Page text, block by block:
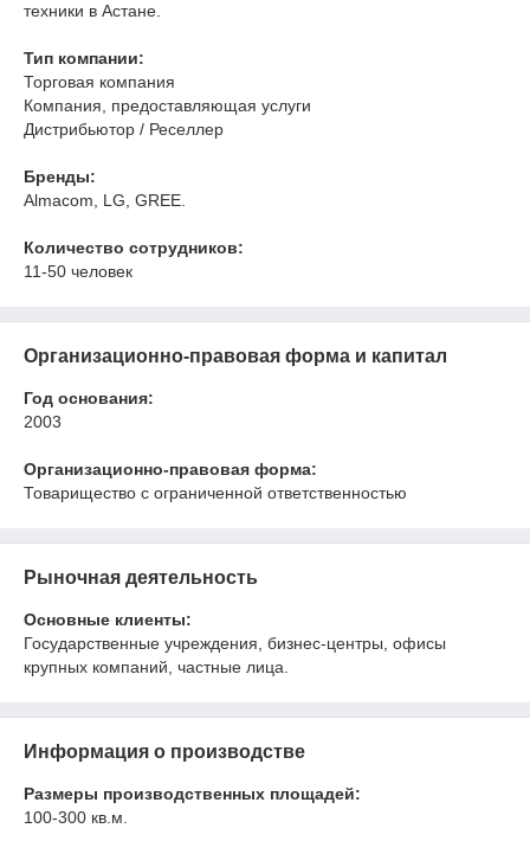
техники в Астане.
Тип компании:
Торговая компания
Компания, предоставляющая услуги
Дистрибьютор / Реселлер
Бренды:
Almacom, LG, GREE.
Количество сотрудников:
11-50 человек
Организационно-правовая форма и капитал
Год основания:
2003
Организационно-правовая форма:
Товарищество с ограниченной ответственностью
Рыночная деятельность
Основные клиенты:
Государственные учреждения, бизнес-центры, офисы
крупных компаний, частные лица.
Информация о производстве
Размеры производственных площадей:
100-300 кв.м.